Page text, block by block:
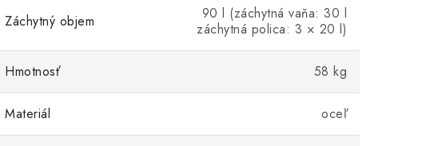
Záchytný objem
90 l (záchytná vaňa: 30 l
záchytná polica: 3 × 20 l)
Hmotnosť 58 kg
Materiál oceľ